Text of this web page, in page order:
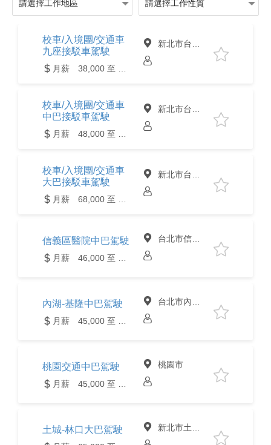
校車/入境團/交通車
九座接駁車駕駛
新北市台北市
校車/入境團/交通車
中巴接駁車駕駛
新北市台北市
校車/入境團/交通車
大巴接駁車駕駛
新北市台北市
信義區醫院中巴駕駛 台北市信義區
內湖-基隆中巴駕駛 台北市內湖區
桃園交通中巴駕駛 桃園市
土城-林口大巴駕駛 新北市土城區